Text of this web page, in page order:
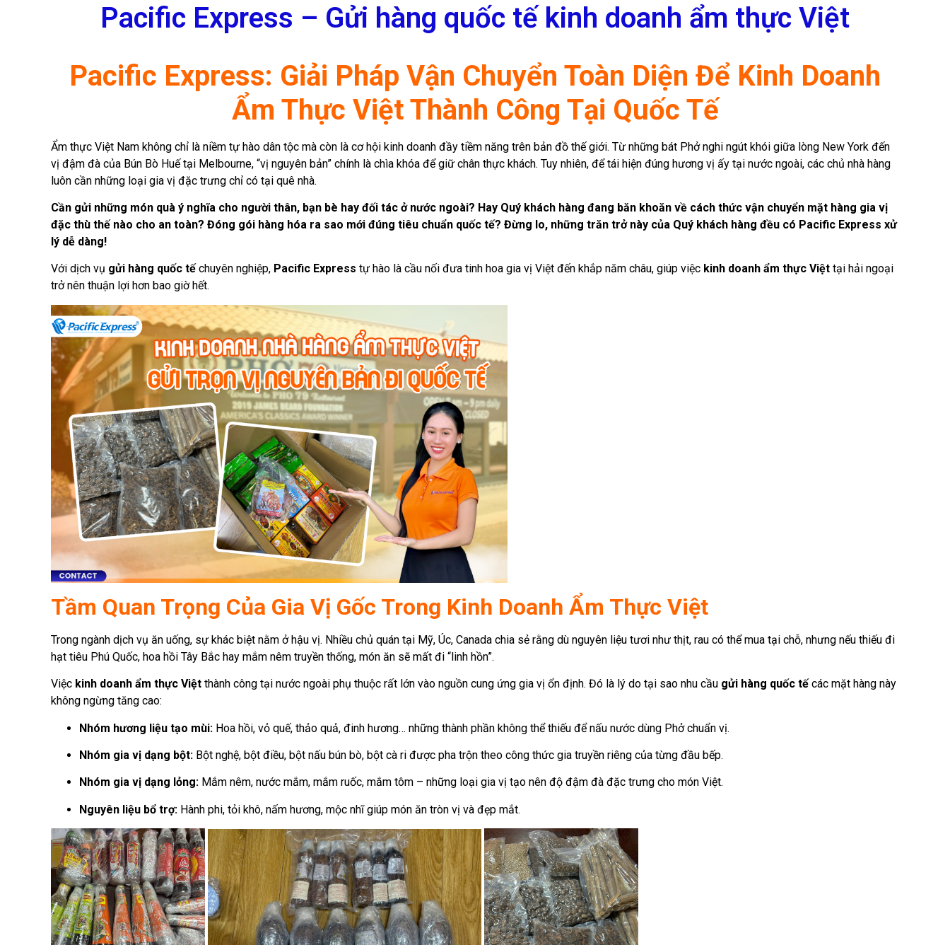
Pacific Express – Gửi hàng quốc tế kinh doanh ẩm thực Việt
Pacific Express: Giải Pháp Vận Chuyển Toàn Diện Để Kinh Doanh
Ẩm Thực Việt Thành Công Tại Quốc Tế
Ẩm thực Việt Nam không chỉ là niềm tự hào dân tộc mà còn là cơ hội kinh doanh đầy tiềm năng trên bản đồ thế giới. Từ những bát Phở nghi ngút khói giữa lòng New York đến
vị đậm đà của Bún Bò Huế tại Melbourne, “vị nguyên bản” chính là chìa khóa để giữ chân thực khách. Tuy nhiên, để tái hiện đúng hương vị ấy tại nước ngoài, các chủ nhà hàng
luôn cần những loại gia vị đặc trưng chỉ có tại quê nhà.
Cần gửi những món quà ý nghĩa cho người thân, bạn bè hay đối tác ở nước ngoài? Hay Quý khách hàng đang băn khoăn về cách thức vận chuyển mặt hàng gia vị
đặc thù thế nào cho an toàn? Đóng gói hàng hóa ra sao mới đúng tiêu chuẩn quốc tế? Đừng lo, những trăn trở này của Quý khách hàng đều có Pacific Express xử
lý dễ dàng!
Với dịch vụ gửi hàng quốc tế chuyên nghiệp, Pacific Express tự hào là cầu nối đưa tinh hoa gia vị Việt đến khắp năm châu, giúp việc kinh doanh ẩm thực Việt tại hải ngoại
trở nên thuận lợi hơn bao giờ hết.
Tầm Quan Trọng Của Gia Vị Gốc Trong Kinh Doanh Ẩm Thực Việt
Trong ngành dịch vụ ăn uống, sự khác biệt nằm ở hậu vị. Nhiều chủ quán tại Mỹ, Úc, Canada chia sẻ rằng dù nguyên liệu tươi như thịt, rau có thể mua tại chỗ, nhưng nếu thiếu đi
hạt tiêu Phú Quốc, hoa hồi Tây Bắc hay mắm nêm truyền thống, món ăn sẽ mất đi “linh hồn”.
Việc kinh doanh ẩm thực Việt thành công tại nước ngoài phụ thuộc rất lớn vào nguồn cung ứng gia vị ổn định. Đó là lý do tại sao nhu cầu gửi hàng quốc tế các mặt hàng này
không ngừng tăng cao:
Nhóm hương liệu tạo mùi: Hoa hồi, vỏ quế, thảo quả, đinh hương… những thành phần không thể thiếu để nấu nước dùng Phở chuẩn vị.
Nhóm gia vị dạng bột: Bột nghệ, bột điều, bột nấu bún bò, bột cà ri được pha trộn theo công thức gia truyền riêng của từng đầu bếp.
Nhóm gia vị dạng lỏng: Mắm nêm, nước mắm, mắm ruốc, mắm tôm – những loại gia vị tạo nên độ đậm đà đặc trưng cho món Việt.
Nguyên liệu bổ trợ: Hành phi, tỏi khô, nấm hương, mộc nhĩ giúp món ăn tròn vị và đẹp mắt.